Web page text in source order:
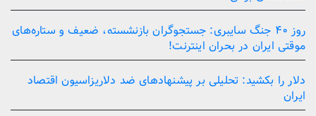
روز ۴۰ جنگ سایبری: جستجوگران بازنشسته، ضعیف و ستاره‌های
موقتی ایران در بحران اینترنت!
دلار را بکشید: تحلیلی بر پیشنهادهای ضد دلاریزاسیون اقتصاد
ایران